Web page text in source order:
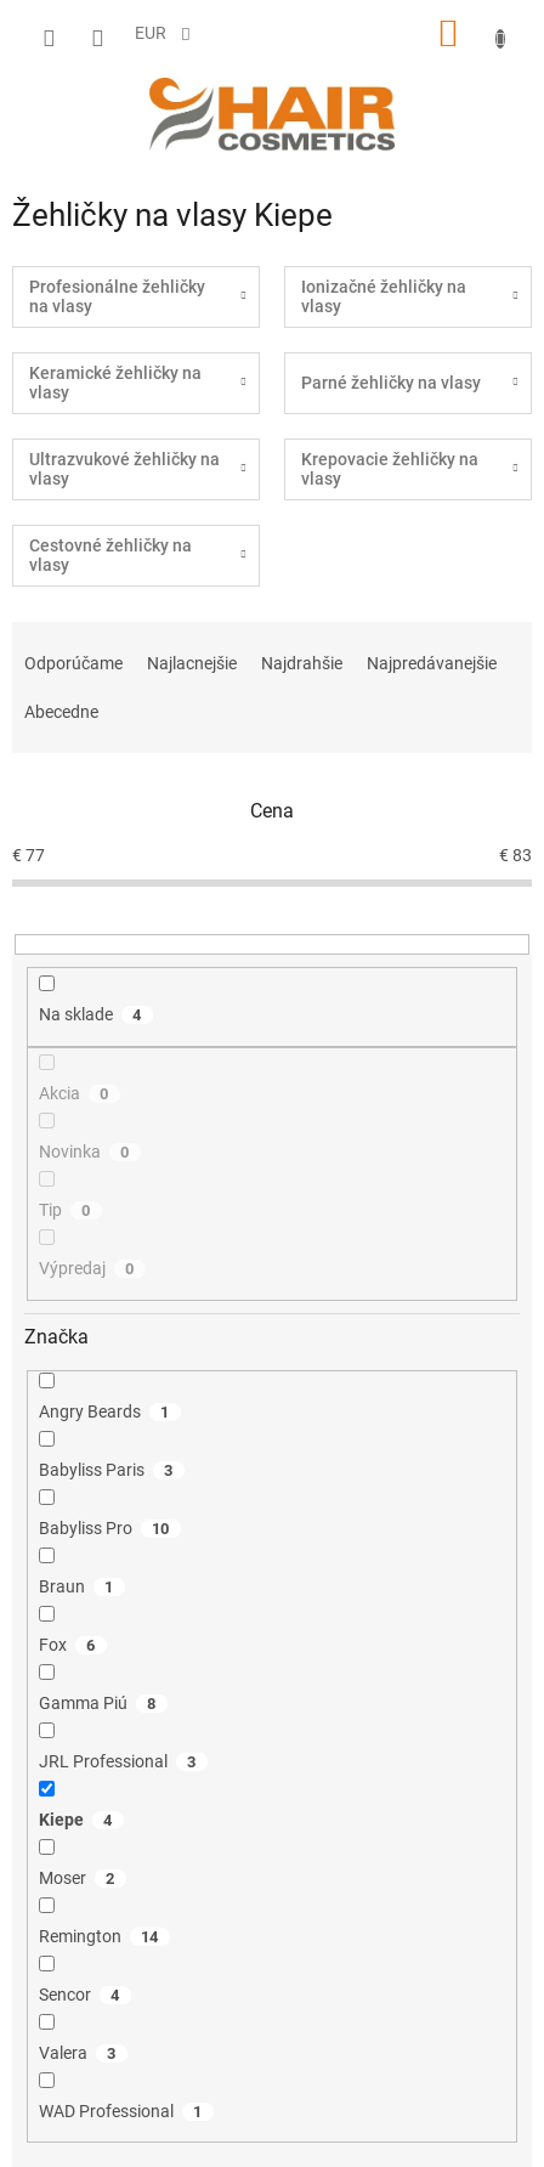
EUR
Žehličky na vlasy Kiepe
Profesionálne žehličky
na vlasy
Ionizačné žehličky na
vlasy
Keramické žehličky na
vlasy
Parné žehličky na vlasy
Ultrazvukové žehličky na
vlasy
Krepovacie žehličky na
vlasy
Cestovné žehličky na
vlasy
r
o
u
k
Odporúčame Najlacnejšie Najdrahšie Najpredávanejšie
Abecedne
Cena
€ 77 € 83
Na sklade 4
Akcia 0
Novinka 0
Tip 0
Výpredaj 0
Značka
Angry Beards 1
Babyliss Paris 3
Babyliss Pro 10
Braun 1
Fox 6
Gamma Piú 8
JRL Professional 3
Kiepe 4
Moser 2
Remington 14
Sencor 4
Valera 3
WAD Professional 1